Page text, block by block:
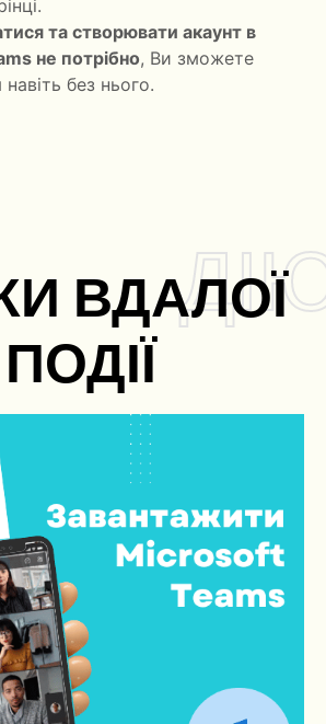
та створювати акаунт в
не потрібно, Ви зможете
без нього.
ВДАЛОЇ
ПОДІЇ